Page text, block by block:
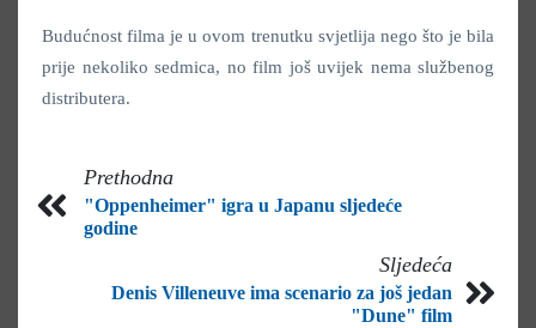
Budućnost filma je u ovom trenutku svjetlija nego što je bila
prije nekoliko sedmica, no film još uvijek nema službenog
distributera.
Prethodna
"Oppenheimer" igra u Japanu sljedeće
godine
Sljedeća
Denis Villeneuve ima scenario za još jedan
"Dune" film